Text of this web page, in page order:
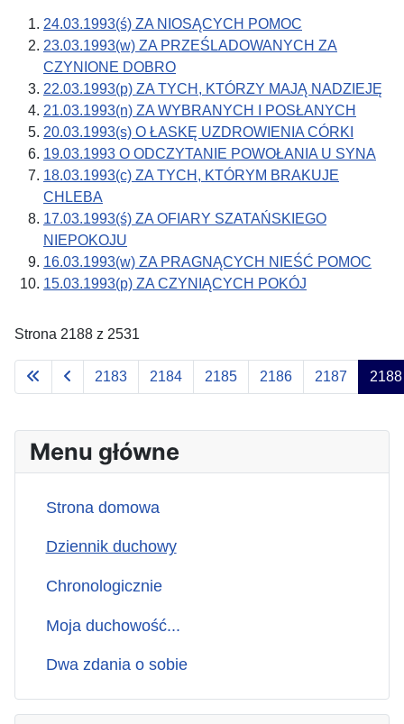
24.03.1993(ś) ZA NIOSĄCYCH POMOC
23.03.1993(w) ZA PRZEŚLADOWANYCH ZA
CZYNIONE DOBRO
22.03.1993(p) ZA TYCH, KTÓRZY MAJĄ NADZIEJĘ
21.03.1993(n) ZA WYBRANYCH I POSŁANYCH
20.03.1993(s) O ŁASKĘ UZDROWIENIA CÓRKI
19.03.1993 O ODCZYTANIE POWOŁANIA U SYNA
18.03.1993(c) ZA TYCH, KTÓRYM BRAKUJE
CHLEBA
17.03.1993(ś) ZA OFIARY SZATAŃSKIEGO
NIEPOKOJU
16.03.1993(w) ZA PRAGNĄCYCH NIEŚĆ POMOC
15.03.1993(p) ZA CZYNIĄCYCH POKÓJ
Strona 2188 z 2531
2183 2184 2185 2186 2187 2188
Menu główne
Strona domowa
Dziennik duchowy
Chronologicznie
Moja duchowość...
Dwa zdania o sobie